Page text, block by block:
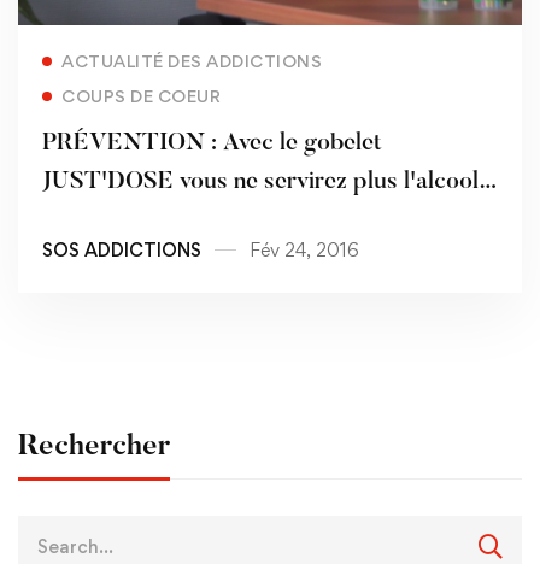
ACTUALITÉ DES ADDICTIONS
COUPS DE COEUR
PRÉVENTION : Avec le gobelet
JUST'DOSE vous ne servirez plus l'alcool
SOS ADDICTIONS Fév 24, 2016
Rechercher